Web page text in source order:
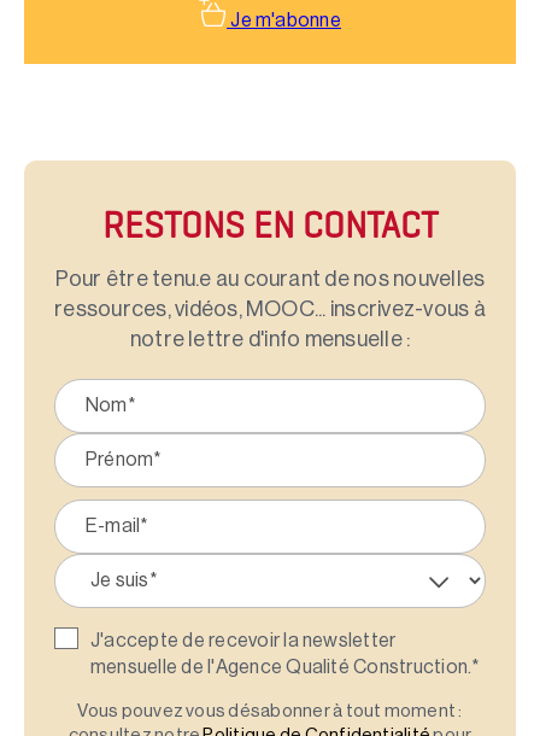
Je m'abonne
RESTONS EN CONTACT
Pour être tenu.e au courant de nos nouvelles
ressources, vidéos, MOOC... inscrivez-vous à
notre lettre d'info mensuelle :
J'accepte de recevoir la newsletter
mensuelle de l'Agence Qualité Construction.*
Vous pouvez vous désabonner à tout moment :